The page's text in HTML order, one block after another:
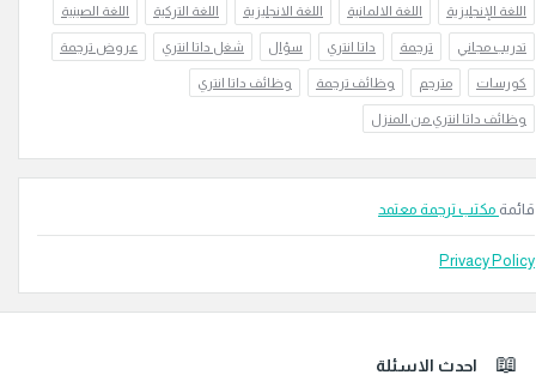
اللغة الالمانية اللغة الانجليزية اللغة التركية اللغة الصينية
مجاني ترجمة داتا انتري سؤال شغل داتا انتري عروض ترجمة
مترجم وظائف ترجمة وظائف داتا انتري
داتا انتري من المنزل
ترجمة معتمد
Privacy
احدث الاسئلة